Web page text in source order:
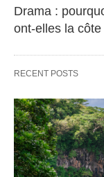
Drama :
ont-elles la côte
RECENT POSTS